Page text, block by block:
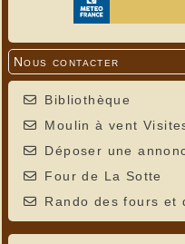
Nous contacter
Bibliothèque
Moulin à vent
Déposer une
Four de La Sotte
Rando des fours et